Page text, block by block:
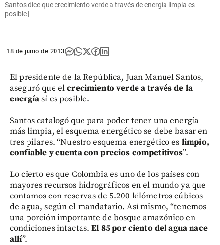
Santos dice que crecimiento verde a través de energía limpia es
posible |
18 de junio de 2013
El presidente de la República, Juan Manuel Santos,
aseguró que elcrecimiento verde a través de la
energíasí es posible.
Santos catalogó que para poder tener una energía
más limpia, el esquema energético se debe basar en
tres pilares. “Nuestro esquema energético es limpio,
confiable y cuenta con precios competitivos”.
Lo cierto es que Colombia es uno de los países con
mayores recursos hidrográficos en el mundo ya que
contamos con reservas de 5.200 kilómetros cúbicos
de agua, según el mandatario. Así mismo, “tenemos
una porción importante de bosque amazónico en
condiciones intactas.El 85 por ciento del agua nace
allí”.